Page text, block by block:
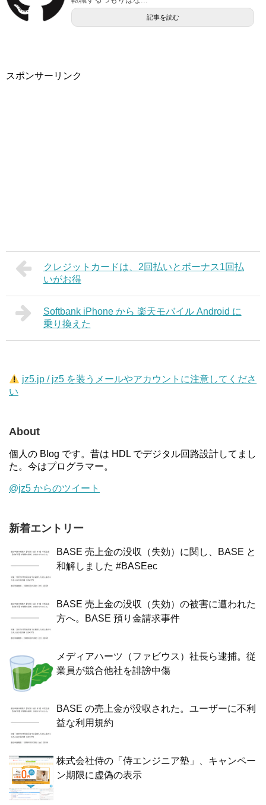
記事を読む
スポンサーリンク
クレジットカードは、2回払いとボーナス1回払
いがお得
Softbank iPhone から 楽天モバイル Android に
乗り換えた
jz5.jp / jz5 を装うメールやアカウントに注意してくださ
い
About
個人の Blog です。昔は HDL でデジタル回路設計してまし
た。今はプログラマー。
@jz5 からのツイート
新着エントリー
BASE 売上金の没収（失効）に関し、BASE と
和解しました #BASEec
BASE 売上金の没収（失効）の被害に遭われた
方へ。BASE 預り金請求事件
メディアハーツ（ファビウス）社長ら逮捕。従
業員が競合他社を誹謗中傷
BASE の売上金が没収された。ユーザーに不利
益な利用規約
株式会社侍の「侍エンジニア塾」、キャンペー
ン期限に虚偽の表示